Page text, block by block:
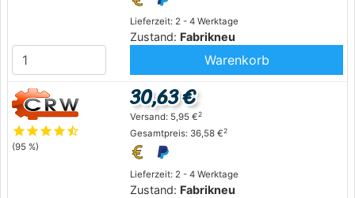
Lieferzeit: 2 - 4 Werktage
Zustand: Fabrikneu
Warenkorb
starstarstarstarstar_half
(95 %)
Lieferzeit: 2 - 4 Werktage
Zustand: Fabrikneu
30,63 €
Versand: 5,95 €2
Gesamtpreis: 36,58 €2